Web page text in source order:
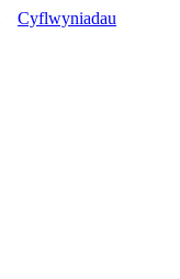
Cyflwyniadau